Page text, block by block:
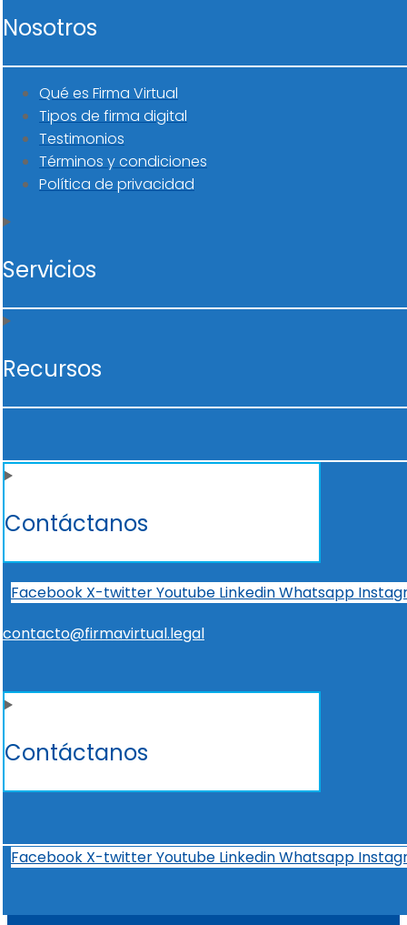
Nosotros
Qué es Firma Virtual
Tipos de firma digital
Testimonios
Términos y condiciones
Política de privacidad
Servicios
Recursos
Contáctanos
Facebook X-twitterYoutube LinkedinWhatsapp
contacto@firmavirtual.legal
Contáctanos
Facebook X-twitterYoutube LinkedinWhatsapp